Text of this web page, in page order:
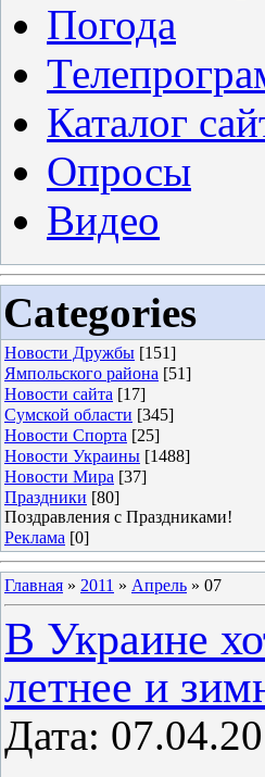
Погода
Каталог
Опросы
Видео
Categories
Новости Дружбы [151]
Ямпольского района [51]
Новости сайта [17]
Сумской области [345]
Новости Спорта [25]
Новости Украины [1488]
Новости Мира [37]
Праздники [80]
Поздравления с Праздниками!
Реклама [0]
Главная » 2011 » Апрель » 07
В Украине
летнее и
Дата: